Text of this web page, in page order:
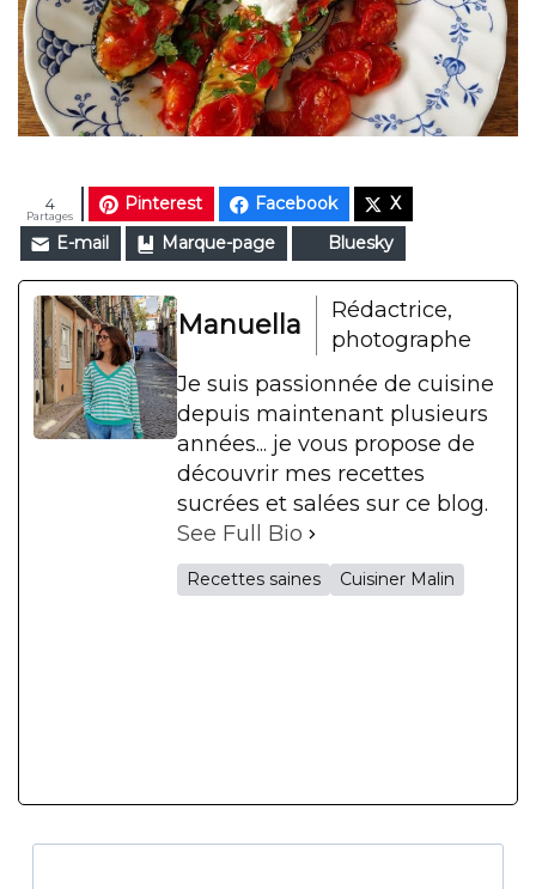
Pinterest Facebook
X
E-mail
Marque-page Bluesky
Partages
4
Manuella
Rédactrice,
photographe
Je suis passionnée de cuisine
depuis maintenant plusieurs
années... je vous propose de
découvrir mes recettes
sucrées et salées sur ce blog.
See Full Bio
Recettes saines Cuisiner Malin